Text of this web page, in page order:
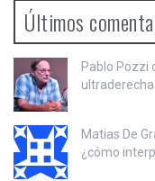
Últimos
Pablo Pozzi
ultraderecha
Matias De
¿cómo